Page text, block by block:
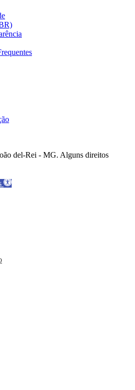
del-Rei - MG. Alguns direitos